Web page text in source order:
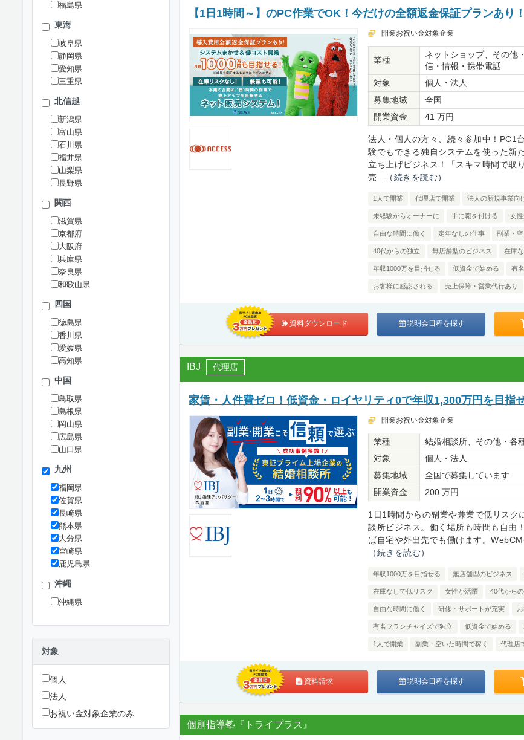
福島県
東海
岐阜県
静岡県
愛知県
三重県
北信越
新潟県
富山県
石川県
福井県
山梨県
長野県
関西
滋賀県
京都府
大阪府
兵庫県
奈良県
和歌山県
四国
徳島県
香川県
愛媛県
高知県
中国
鳥取県
島根県
岡山県
広島県
山口県
九州
福岡県
佐賀県
長崎県
熊本県
大分県
宮崎県
鹿児島県
沖縄
沖縄県
対象
個人
法人
お祝い金対象企業のみ
【1日1時間～】のPC作業でOK！今だけの全額返金保証プランあり！
開業お祝い金対象企業
業種
ネットショップ、その他
信・情報・携帯電話
対象
個人・法人
募集地域
全国
開業資金
41 万円
法人・個人の方々、続々参加中！PC1
験でもできる独自システムを使った新
立ち上げビジネス！「スキマ時間で取
売...
（続きを読む）
1人で開業 代理店で開業 法人の新規事業向
未経験からオーナーに 手に職を付ける 女
自由な時間に働く 定年なしの仕事 副業・
40代からの独立 無店舗型のビジネス 在庫
年収1000万を目指せる 低資金で始める 有
お客様に感謝される 売上保障・営業代行あり
資料ダウンロード 説明会日程を探す
IBJ 代理店
家賃・人件費ゼロ！低資金・ロイヤリティ0で年収1,300万円を目指
開業お祝い金対象企業
業種
結婚相談所、その他・各
対象
個人・法人
募集地域
全国で募集しています
開業資金
200 万円
1日1時間からの副業や兼業で低リスク
談所ビジネス。働く場所も時間も自由
ば自宅や外出先でも働けます。WebCM
（続きを読む）
年収1000万を目指せる 無店舗型のビジネス
在庫なしで低リスク 女性が活躍 40代から
自由な時間に働く 研修・サポートが充実
有名フランチャイズで独立 低資金で始める
1人で開業 副業・空いた時間で稼ぐ 代理店
資料請求 説明会日程を探す
個別指導塾『トライプラス』